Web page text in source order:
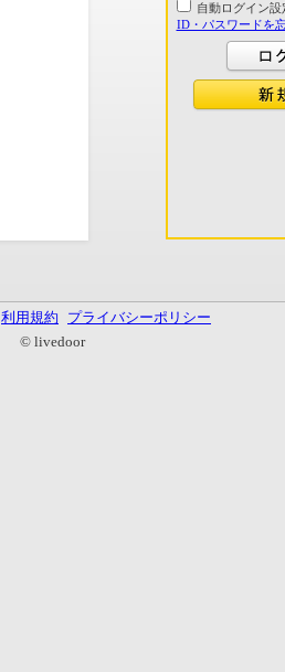
自動ログイン
ID・パスワードを
利用規約
プライバシーポリシー
© livedoor